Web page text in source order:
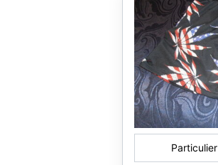
Particulier